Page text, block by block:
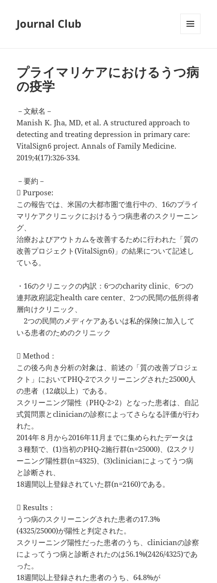
Journal Club
ット
プライマリケアにおけるうつ病
の疫学
－文献名－
Manish K. Jha, MD, et al. A structured approach to
detecting and treating depression in primary care:
VitalSign6 project. Annals of Family Medicine.
2019;4(17):326-334.
－要約－
 Purpose:
この報告では、米国の大都市圏で進行中の、16のプライ
マリケアクリニックにおけるうつ病患者のスクリーニン
グ、
治療およびアウトカムを改善するために行われた「質の
改善プロジェクト(VitalSign6)」の結果について記述し
ている。
・16のクリニックの内訳：6つのcharity clinic、6つの
連邦政府認定health care center、2つの民間の低所得者
層向けクリニック、
2つの民間のメディケアあるいは私的保険に加入して
いる患者のためのクリニック
 Method：
この後ろ向き分析の対象は、前述の「質の改善プロジェ
クト」においてPHQ-2でスクリーニングされた25000人
の患者（12歳以上）である。
スクリーニング陽性（PHQ-2>2）となった患者は、自記
式質問票とclinicianの診察によってさらなる評価が行わ
れた。
2014年８月から2016年11月までに集められたデータは
３種類で、(1)当初のPHQ-2施行群(n=25000)、(2スクリ
ーニング陽性群(n=4325)、(3)clinicianによってうつ病
と診断され、
18週間以上登録されていた群(n=2160)である。
 Results：
うつ病のスクリーニングされた患者の17.3%
(4325/25000)が陽性と判定された。
スクリーニング陽性だった患者のうち、clinicianの診察
によってうつ病と診断されたのは56.1%(2426/4325)であ
った。
18週間以上登録された患者のうち、64.8%が